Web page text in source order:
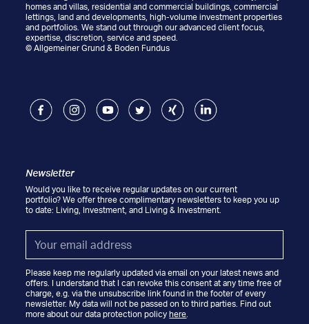
homes and villas, residential and commercial buildings, commercial
lettings, land and developments, high-volume investment properties
and portfolios. We stand out through our advanced client focus,
expertise, discretion, service and speed.
© Allgemeiner Grund & Boden Fundus
FacebookInstagramYoutube Twitter Xing LinkedIn
Newsletter
Would you like to receive regular updates on our current
portfolio? We offer three complimentary newsletters to keep you up
to date: Living, Investment, and Living & Investment.
Please keep me regularly updated via email on your latest news and
offers. I understand that I can revoke this consent at any time free of
charge, e.g. via the unsubscribe link found in the footer of every
newsletter. My data will not be passed on to third parties. Find out
more about our data protection policyhere.